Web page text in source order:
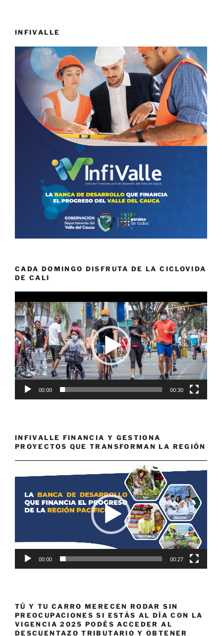
INFIVALLE
CADA DOMINGO DISFRUTA DE LA CICLOVIDA
DE CALI
de
vídeo
00:00 00:30
INFIVALLE FINANCIA Y GESTIONA
PROYECTOS QUE TRANSFORMAN LA REGIÓN
de
00:00 00:27
TÚ Y TU CARRO MERECEN RODAR SIN
PREOCUPACIONES SI ESTÁS AL DÍA CON LA
VIGENCIA 2025 PODÉS ACCEDER AL
DESCUENTAZO TRIBUTARIO Y OBTENER